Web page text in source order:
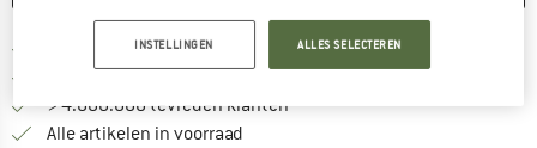
Gratis verzending vanaf € 69 (NL)Vind hier de
100 dagen bedenktijdVind de betalingsinformatie hier!
> 4.000.000 tevreden klanten
Alle artikelen in voorraad
INSTELLINGEN ALLES SELECTEREN